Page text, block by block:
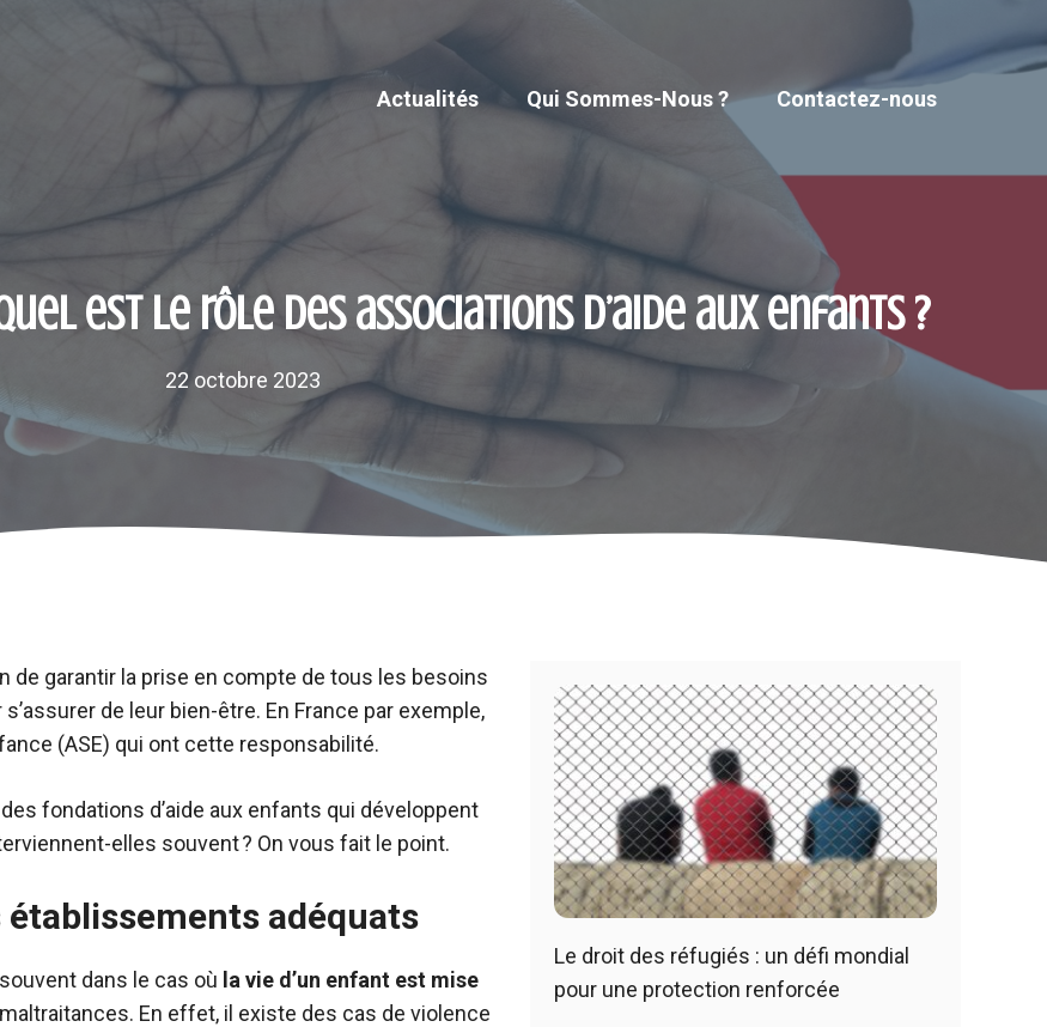
Actualités Qui Sommes-Nous ? Contactez-nous
est le rôle des associations d’aide aux enfants ?
22 octobre 2023
de garantir la prise en compte de tous les besoins
de leur bien-être. En France par exemple,
(ASE) qui ont cette responsabilité.
fondations d’aide aux enfants qui développent
elles souvent ? On vous fait le point.
adéquats
dans le cas où la vie d’un enfant est mise
En effet, il existe des cas de violence
Le droit des réfugiés : un défi mondial
pour une protection renforcée